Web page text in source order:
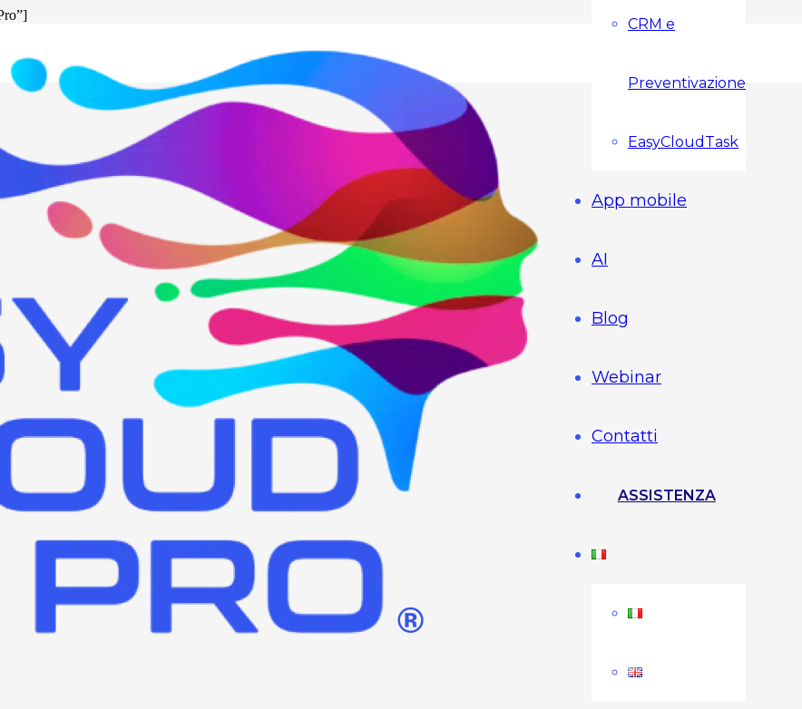
CRM e
Preventivazione
EasyCloudTask
App mobile
AI
Blog
Webinar
Contatti
ASSISTENZA